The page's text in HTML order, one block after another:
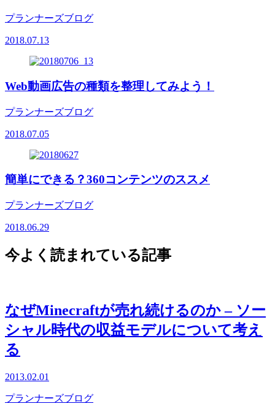
プランナーズブログ
2018.07.13
Web動画広告の種類を整理してみよう！
プランナーズブログ
2018.07.05
簡単にできる？360コンテンツのススメ
プランナーズブログ
2018.06.29
今よく読まれている記事
なぜMinecraftが売れ続けるのか – ソー
シャル時代の収益モデルについて考え
る
2013.02.01
プランナーズブログ